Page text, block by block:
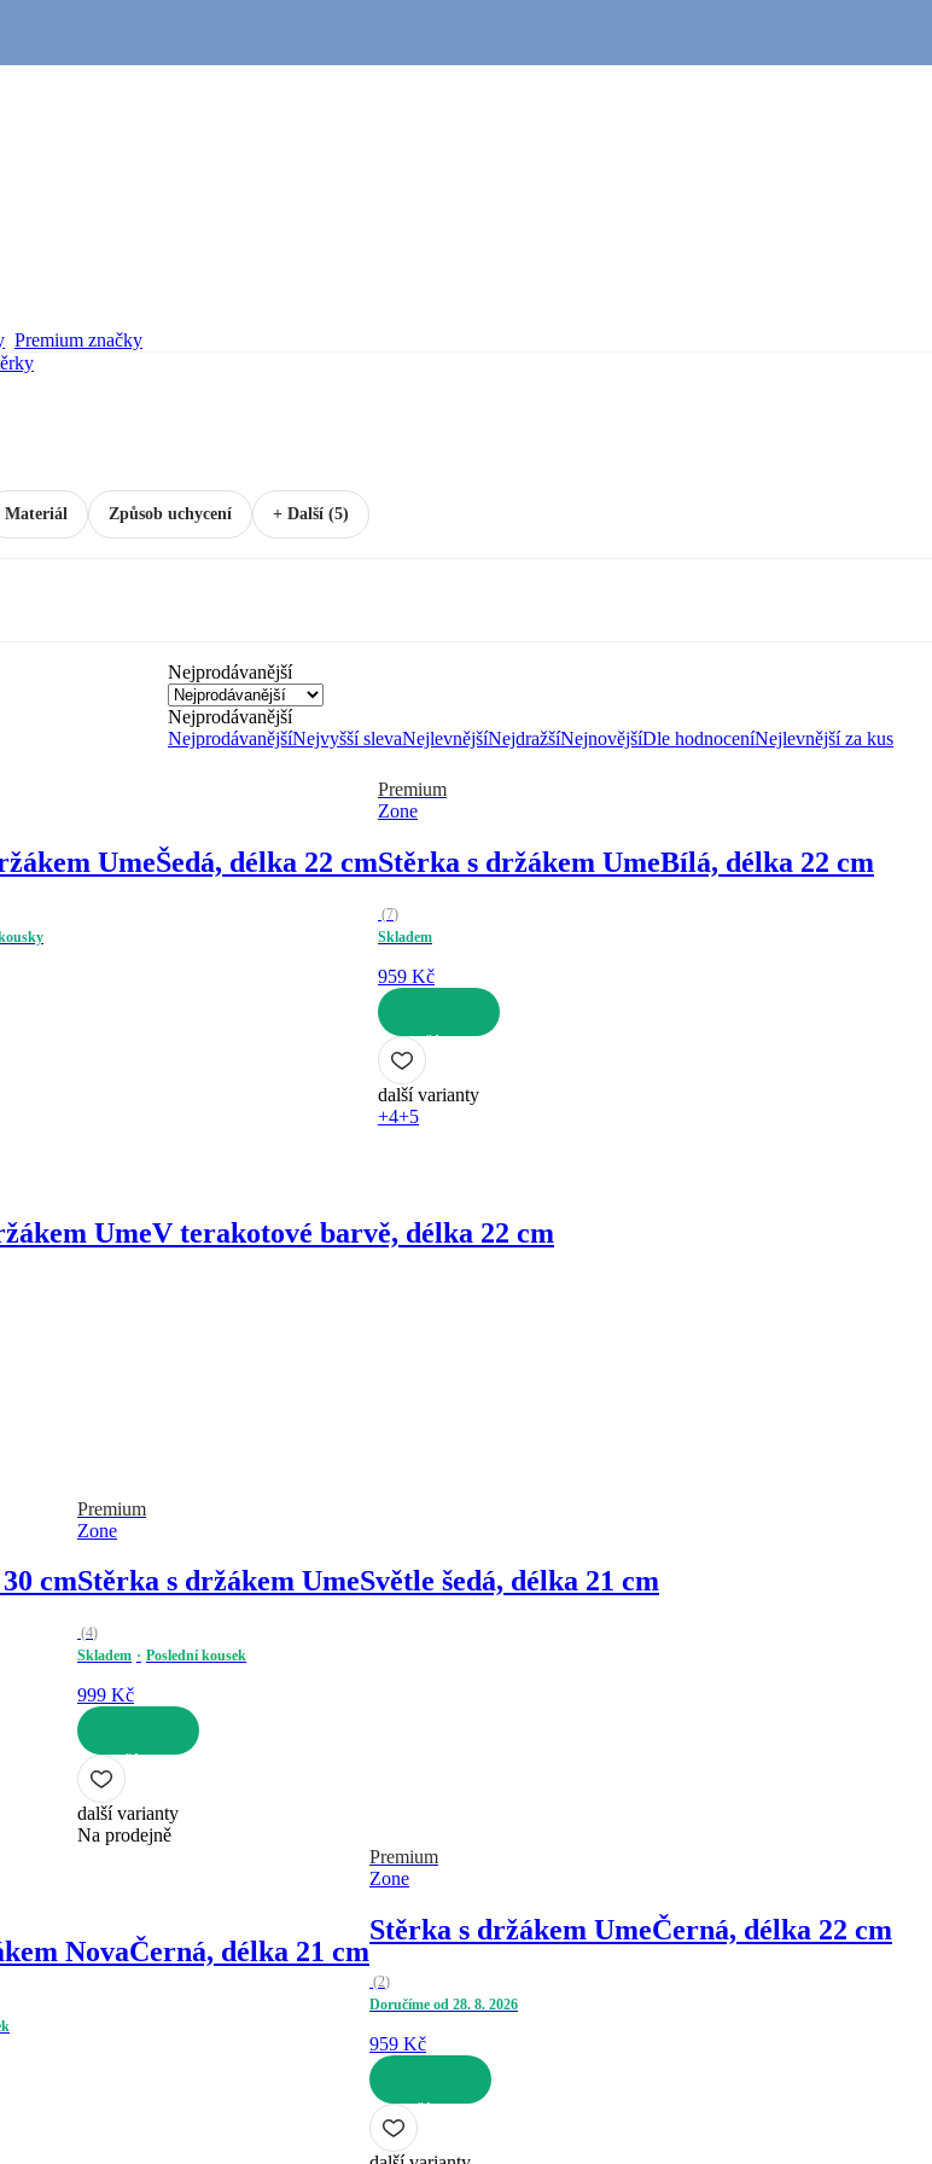
Premium značky
Materiál Způsob uchycení + Další (5)
Nejprodávanější
Nejprodávanější
NejprodávanějšíNejvyšší slevaNejlevnějšíNejdražšíNejnovějšíDle hodnoceníNejlevnější za kus
UmeŠedá, délka 22 cm
Premium
Zone
Stěrka s držákem UmeBílá, délka 22 cm
(7)
Skladem
959 Kč
DO KOŠÍKU
další varianty
+4+5
UmeV terakotové barvě, délka 22 cm
cm
Premium
Zone
Stěrka s držákem UmeSvětle šedá, délka 21 cm
(4)
Skladem
Poslední kousek
999 Kč
DO KOŠÍKU
další varianty
Na prodejně
NovaČerná, délka 21 cm
Premium
Zone
Stěrka s držákem UmeČerná, délka 22 cm
(2)
Doručíme od 28. 8. 2026
959 Kč
DO KOŠÍKU